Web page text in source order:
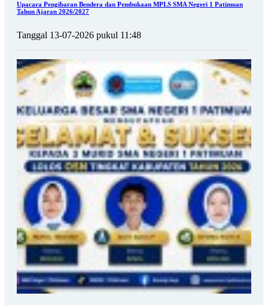
Upacara Pengibaran Bendera dan Pembukaan MPLS SMA Negeri 1 Patimuan
Tahun Ajaran 2026/2027
Tanggal 13-07-2026 pukul 11:48